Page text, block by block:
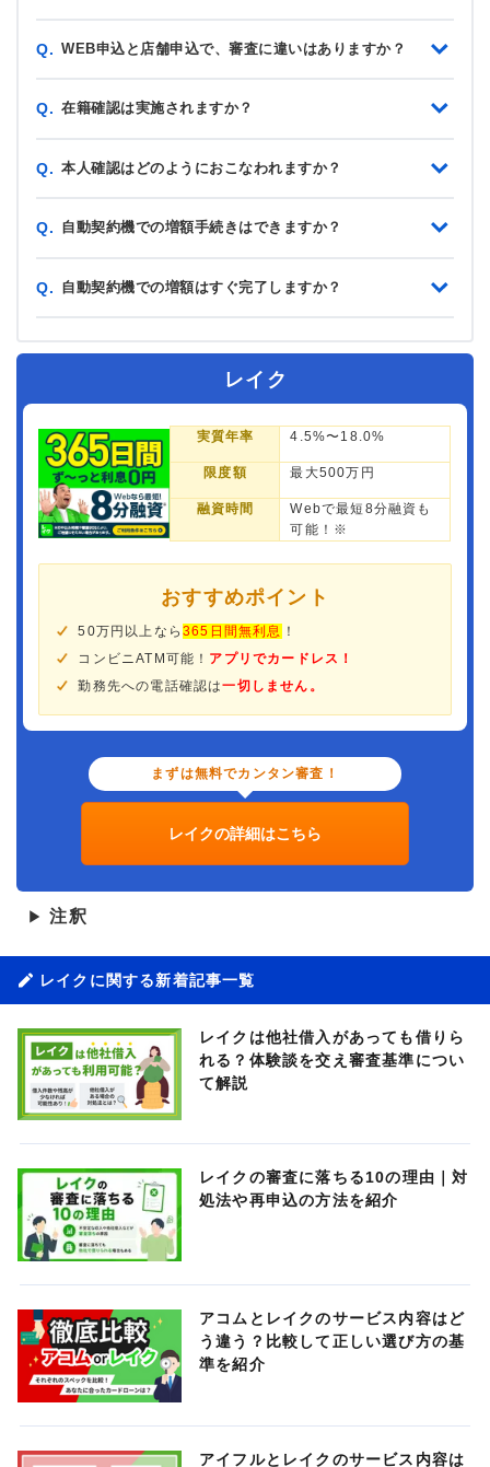
Q. WEB申込と店舗申込で、審査に違いはありますか？
Q. 在籍確認は実施されますか？
Q. 本人確認はどのようにおこなわれますか？
Q. 自動契約機での増額手続きはできますか？
Q. 自動契約機での増額はすぐ完了しますか？
レイク
実質年率 4.5%〜18.0%
限度額 最大500万円
融資時間
Webで最短8分融資も
可能！※
おすすめポイント
50万円以上なら365日間無利息
！
コンビニATM可能！ アプリでカードレス！
勤務先への電話確認は一切しません。
まずは無料でカンタン審査！
レイクの詳細はこちら
▶ 注釈
レイクに関する新着記事一覧
レイクは他社借入があっても借りら
れる？体験談を交え審査基準につい
て解説
レイクの審査に落ちる10の理由｜対
処法や再申込の方法を紹介
アコムとレイクのサービス内容はど
う違う？比較して正しい選び方の基
準を紹介
アイフルとレイクのサービス内容は